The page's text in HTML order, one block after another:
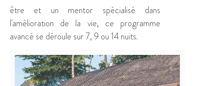
être et un mentor spécialisé dans
l'amélioration de la vie, ce programme
avancé se déroule sur 7, 9 ou 14 nuits.